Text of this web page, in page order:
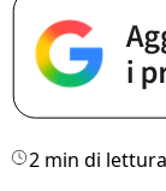
2 min di lettura